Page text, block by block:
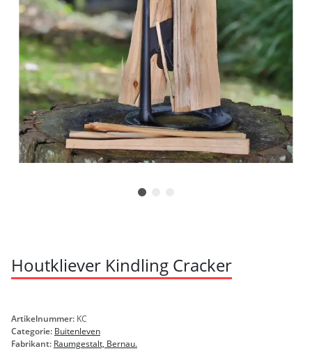
Houtkliever Kindling Cracker
Artikelnummer: KC
Categorie: Buitenleven
Fabrikant: Raumgestalt, Bernau.